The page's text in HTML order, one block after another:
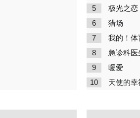
5 极光之恋
6 猎场
7 我的！体
8 急诊科医
9 暖爱
10 天使的幸